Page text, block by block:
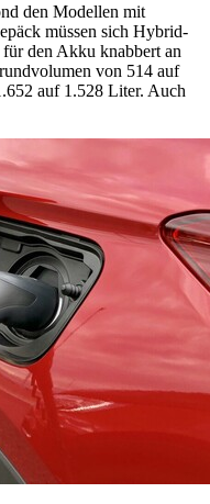
den Modellen mit
müssen sich Hybrid-
den Akku knabbert an
von 514 auf
auf 1.528 Liter. Auch